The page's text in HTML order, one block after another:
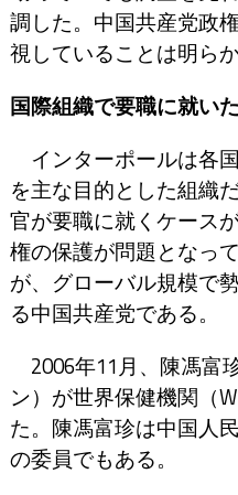
調した。中国共産党政
視していることは明らか
国際組織で要職に就い
インターポールは各
を主な目的とした組織
官が要職に就くケース
権の保護が問題となっ
が、グローバル規模で
る中国共産党である。
2006年11月、陳馮富
ン）が世界保健機関（
た。陳馮富珍は中国人
の委員でもある。